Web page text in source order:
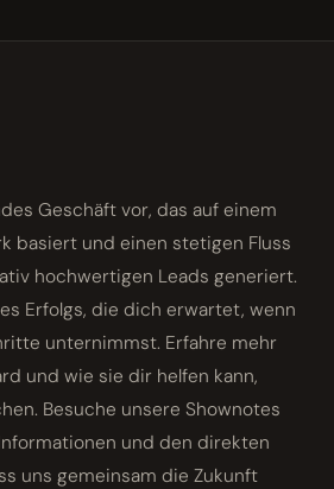
Geschäft vor, das auf einem
basiert und einen stetigen Fluss
hochwertigen Leads generiert.
Erfolgs, die dich erwartet, wenn
unternimmst. Erfahre mehr
und wie sie dir helfen kann,
Besuche unsere Shownotes
und den direkten
uns gemeinsam die Zukunft